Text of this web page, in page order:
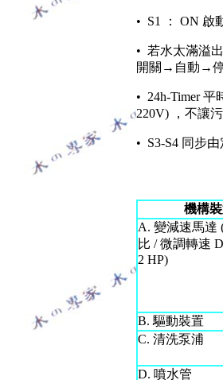
• S1 ： ON 啟
• 若水太滿溢
開關→自動→停
• 24h-Timer
220V) ，不讓
• S3-S4 同步
機構
A. 變減速馬達
比 / 微調轉速
2 HP)
B. 驅動裝置
C. 清洗泵浦
D. 噴水管